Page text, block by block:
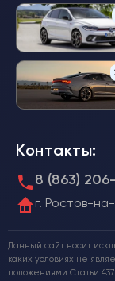
Контакты:
8 (863)
г. Ростов-
Данный сайт носит
каких условиях не
положениями Статьи